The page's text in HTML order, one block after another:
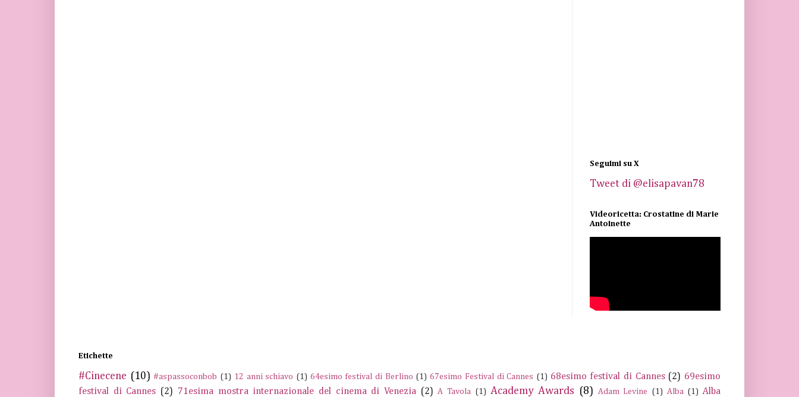
Seguimi su X
Tweet di @elisapavan78
Videoricetta: Crostatine di Marie
Antoinette
Etichette
#Cinecene (10) #aspassoconbob (1) 12 anni schiavo (1) 64esimo festival di Berlino (1) 67esimo Festival di Cannes (1) 68esimo festival di Cannes (2) 69esimo
festival di Cannes (2) 71esima mostra internazionale del cinema di Venezia (2) A Tavola (1) Academy Awards (8) Adam Levine (1) Alba (1) Alba